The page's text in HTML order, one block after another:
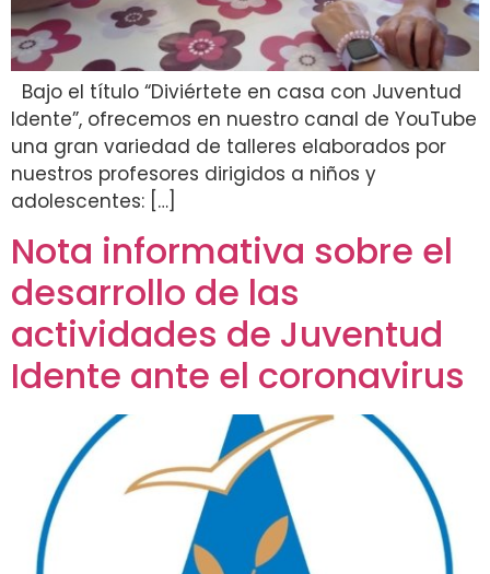
Bajo el título “Diviértete en casa con Juventud
Idente”, ofrecemos en nuestro canal de YouTube
una gran variedad de talleres elaborados por
nuestros profesores dirigidos a niños y
adolescentes: […]
Nota informativa sobre el
desarrollo de las
actividades de Juventud
Idente ante el coronavirus